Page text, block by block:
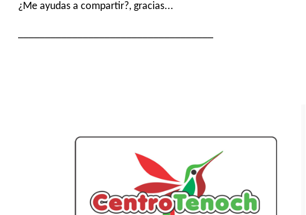
¿Me ayudas a compartir?, gracias...